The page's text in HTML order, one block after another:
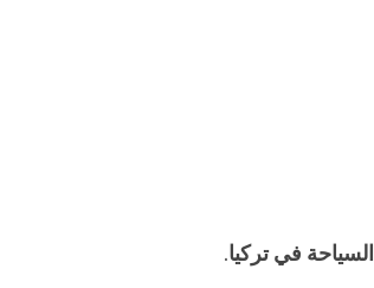
السياحة في تركيا.